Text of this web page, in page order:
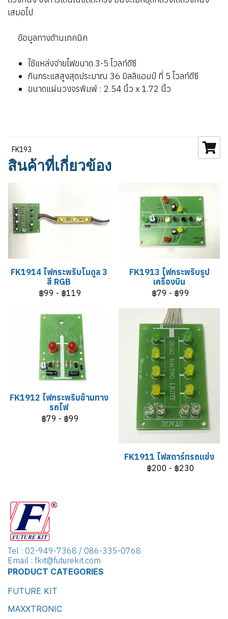
เสมอไป
ข้อมูลทางด้านเทคนิค
ใช้แหล่งจ่ายไฟขนาด 3-5 โวลท์ดีซี
กินกระแสสูงสุดประมาณ 36 มิลลิแอมป์ ที่ 5 โวลท์ดีซี
ขนาดแผ่นวงจรพิมพ์ : 2.54 นิ้ว x 1.72 นิ้ว
FK193
สินค้าที่เกี่ยวข้อง
FK1914 ไฟกระพริบโมดูล 3
สี RGB
฿99 - ฿119
FK1913 ไฟกระพริบรูป
เครื่องบิน
฿79 - ฿99
FK1912 ไฟกระพริบข้ามทาง
รถไฟ
฿79 - ฿99
FK1911 ไฟสตาร์ทรถแข่ง
฿200 - ฿230
Tel : 02-949-7368 / 086-335-0768
Email : fkit@futurekit.com
PRODUCT CATEGORIES
FUTURE KIT
MAXXTRONIC